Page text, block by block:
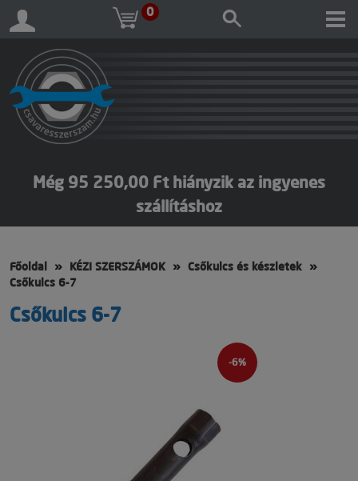
0
Még 95 250,00 Ft hiányzik az ingyenes
szállításhoz
Főoldal KÉZI SZERSZÁMOK
Csőkulcs és készletek
Csőkulcs 6-7
Csőkulcs 6-7
-6%